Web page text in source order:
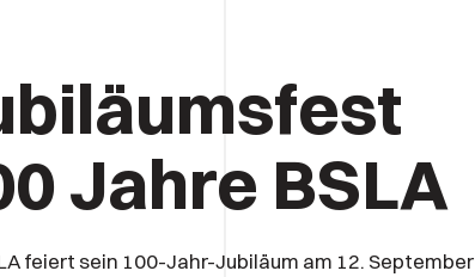
Jahre BSLA
feiert sein 100-Jahr-Jubiläum am 12. September